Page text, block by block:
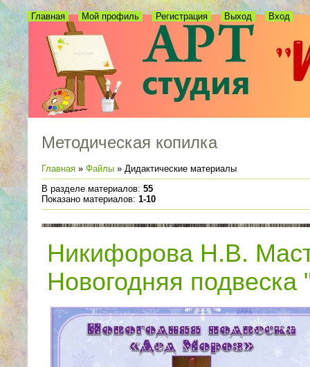
Главная Мой профиль Регистрация Выход Вход
Методическая копилка
Главная » Файлы » Дидактические материалы
В разделе материалов: 55
Показано материалов: 1-10
Никифорова Н.В.
Новогодняя